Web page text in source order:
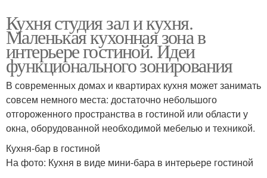
Кухня студия зал и кухня.
Маленькая кухонная зона в
интерьере гостиной. Идеи
функционального зонирования
В современных домах и квартирах кухня может занимать
совсем немного места: достаточно небольшого
отгороженного пространства в гостиной или области у
окна, оборудованной необходимой мебелью и техникой.
Кухня-бар в гостиной
На фото: Кухня в виде мини-бара в интерьере гостиной